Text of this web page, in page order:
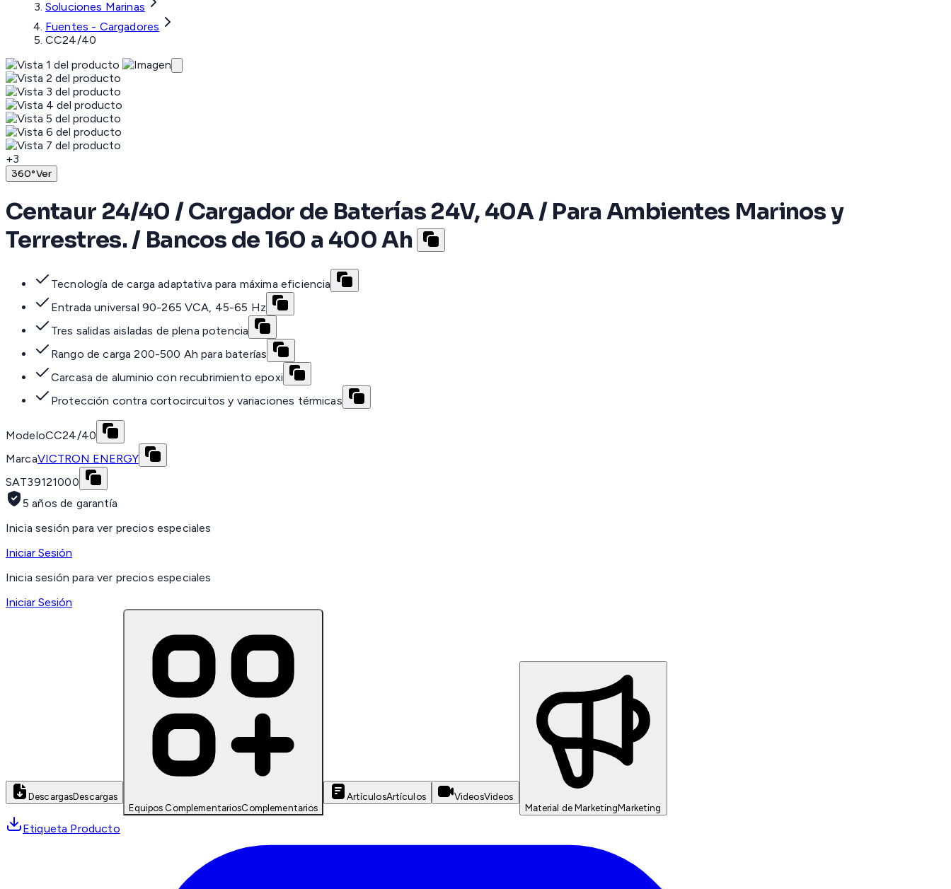
Soluciones Marinas
Fuentes - Cargadores
CC24/40
+3
360°Ver
Centaur 24/40 / Cargador de Baterías 24V, 40A / Para Ambientes Marinos y
Terrestres. / Bancos de 160 a 400 Ah
Tecnología de carga adaptativa para máxima eficiencia
Entrada universal 90-265 VCA, 45-65 Hz
Tres salidas aisladas de plena potencia
Rango de carga 200-500 Ah para baterías
Carcasa de aluminio con recubrimiento epoxi
Protección contra cortocircuitos y variaciones térmicas
ModeloCC24/40
MarcaVICTRON ENERGY
SAT39121000
5 años de garantía
Inicia sesión para ver precios especiales
Iniciar Sesión
Inicia sesión para ver precios especiales
Iniciar Sesión
DescargasDescargas
Equipos ComplementariosComplementarios
ArtículosArtículos VideosVideos
Material de MarketingMarketing
Etiqueta Producto